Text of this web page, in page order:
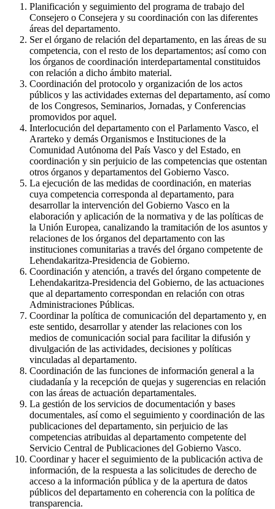
Planificación y seguimiento del programa de trabajo del
Consejero o Consejera y su coordinación con las diferentes
áreas del departamento.
Ser el órgano de relación del departamento, en las áreas de su
competencia, con el resto de los departamentos; así como con
los órganos de coordinación interdepartamental constituidos
con relación a dicho ámbito material.
Coordinación del protocolo y organización de los actos
públicos y las actividades externas del departamento, así como
de los Congresos, Seminarios, Jornadas, y Conferencias
promovidos por aquel.
Interlocución del departamento con el Parlamento Vasco, el
Ararteko y demás Organismos e Instituciones de la
Comunidad Autónoma del País Vasco y del Estado, en
coordinación y sin perjuicio de las competencias que ostentan
otros órganos y departamentos del Gobierno Vasco.
La ejecución de las medidas de coordinación, en materias
cuya competencia corresponda al departamento, para
desarrollar la intervención del Gobierno Vasco en la
elaboración y aplicación de la normativa y de las políticas de
la Unión Europea, canalizando la tramitación de los asuntos y
relaciones de los órganos del departamento con las
instituciones comunitarias a través del órgano competente de
Lehendakaritza-Presidencia de Gobierno.
Coordinación y atención, a través del órgano competente de
Lehendakaritza-Presidencia del Gobierno, de las actuaciones
que al departamento correspondan en relación con otras
Administraciones Públicas.
Coordinar la política de comunicación del departamento y, en
este sentido, desarrollar y atender las relaciones con los
medios de comunicación social para facilitar la difusión y
divulgación de las actividades, decisiones y políticas
vinculadas al departamento.
Coordinación de las funciones de información general a la
ciudadanía y la recepción de quejas y sugerencias en relación
con las áreas de actuación departamentales.
La gestión de los servicios de documentación y bases
documentales, así como el seguimiento y coordinación de las
publicaciones del departamento, sin perjuicio de las
competencias atribuidas al departamento competente del
Servicio Central de Publicaciones del Gobierno Vasco.
Coordinar y hacer el seguimiento de la publicación activa de
información, de la respuesta a las solicitudes de derecho de
acceso a la información pública y de la apertura de datos
públicos del departamento en coherencia con la política de
transparencia.